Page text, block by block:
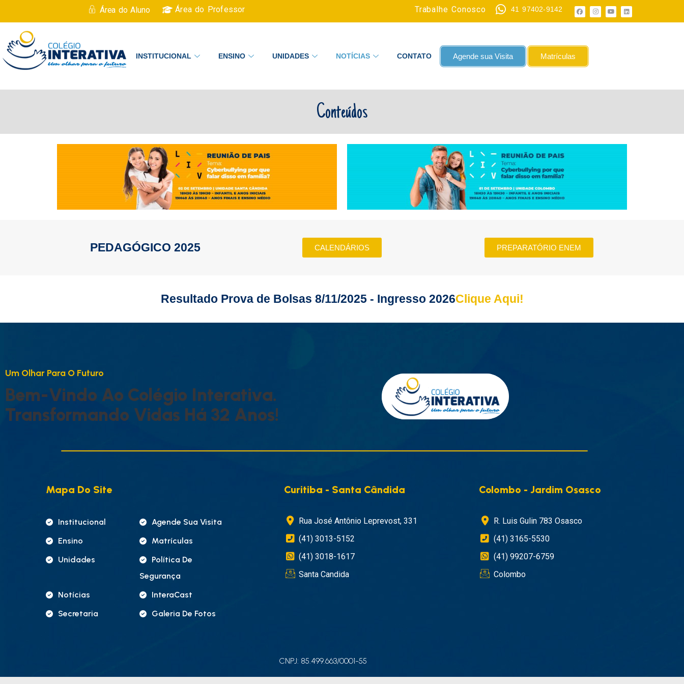
Área do Aluno Área do Professor Trabalhe Conosco 41 97402-9142
INSTITUCIONAL ENSINO UNIDADES NOTÍCIAS CONTATO Agende sua Visita Matrículas
Conteúdos
PEDAGÓGICO 2025 CALENDÁRIOS PREPARATÓRIO ENEM
Resultado Prova de Bolsas 8/11/2025 - Ingresso 2026Clique Aqui!
UM OLHAR PARA O FUTURO
BEM-VINDO AO COLÉGIO INTERATIVA.
TRANSFORMANDO VIDAS HÁ 32 ANOS!
Mapa Do Site
Institucional
Agende Sua Visita
Ensino
Matrículas
Unidades
Política De
Segurança
Notícias
InteraCast
Secretaria
Galeria De Fotos
Curitiba - Santa Cândida
Rua José Antônio Leprevost, 331
(41) 3013-5152
(41) 3018-1617
Santa Candida
Colombo - Jardim Osasco
R. Luis Gulin 783 Osasco
(41) 3165-5530
(41) 99207-6759
Colombo
CNPJ: 85.499.663/0001-55